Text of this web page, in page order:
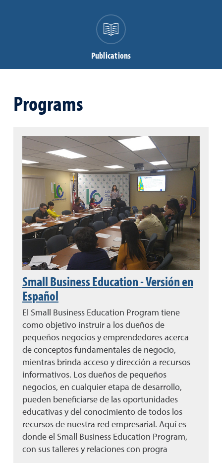
Publications
Programs
Small Business Education - Versión en
Español
El Small Business Education Program tiene
como objetivo instruir a los dueños de
pequeños negocios y emprendedores acerca
de conceptos fundamentales de negocio,
mientras brinda acceso y dirección a recursos
informativos. Los dueños de pequeños
negocios, en cualquier etapa de desarrollo,
pueden beneficiarse de las oportunidades
educativas y del conocimiento de todos los
recursos de nuestra red empresarial. Aquí es
donde el Small Business Education Program,
con sus talleres y relaciones con progra